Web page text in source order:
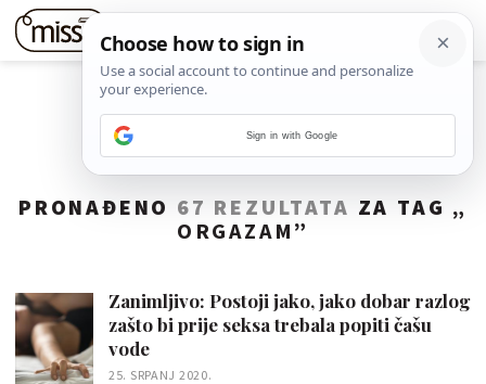
PRONAĐENO 67 REZULTATA ZA TAG „
ORGAZAM ”
Zanimljivo: Postoji jako, jako dobar razlog
zašto bi prije seksa trebala popiti čašu
vode
25. SRPANJ 2020.
Sign in with Google